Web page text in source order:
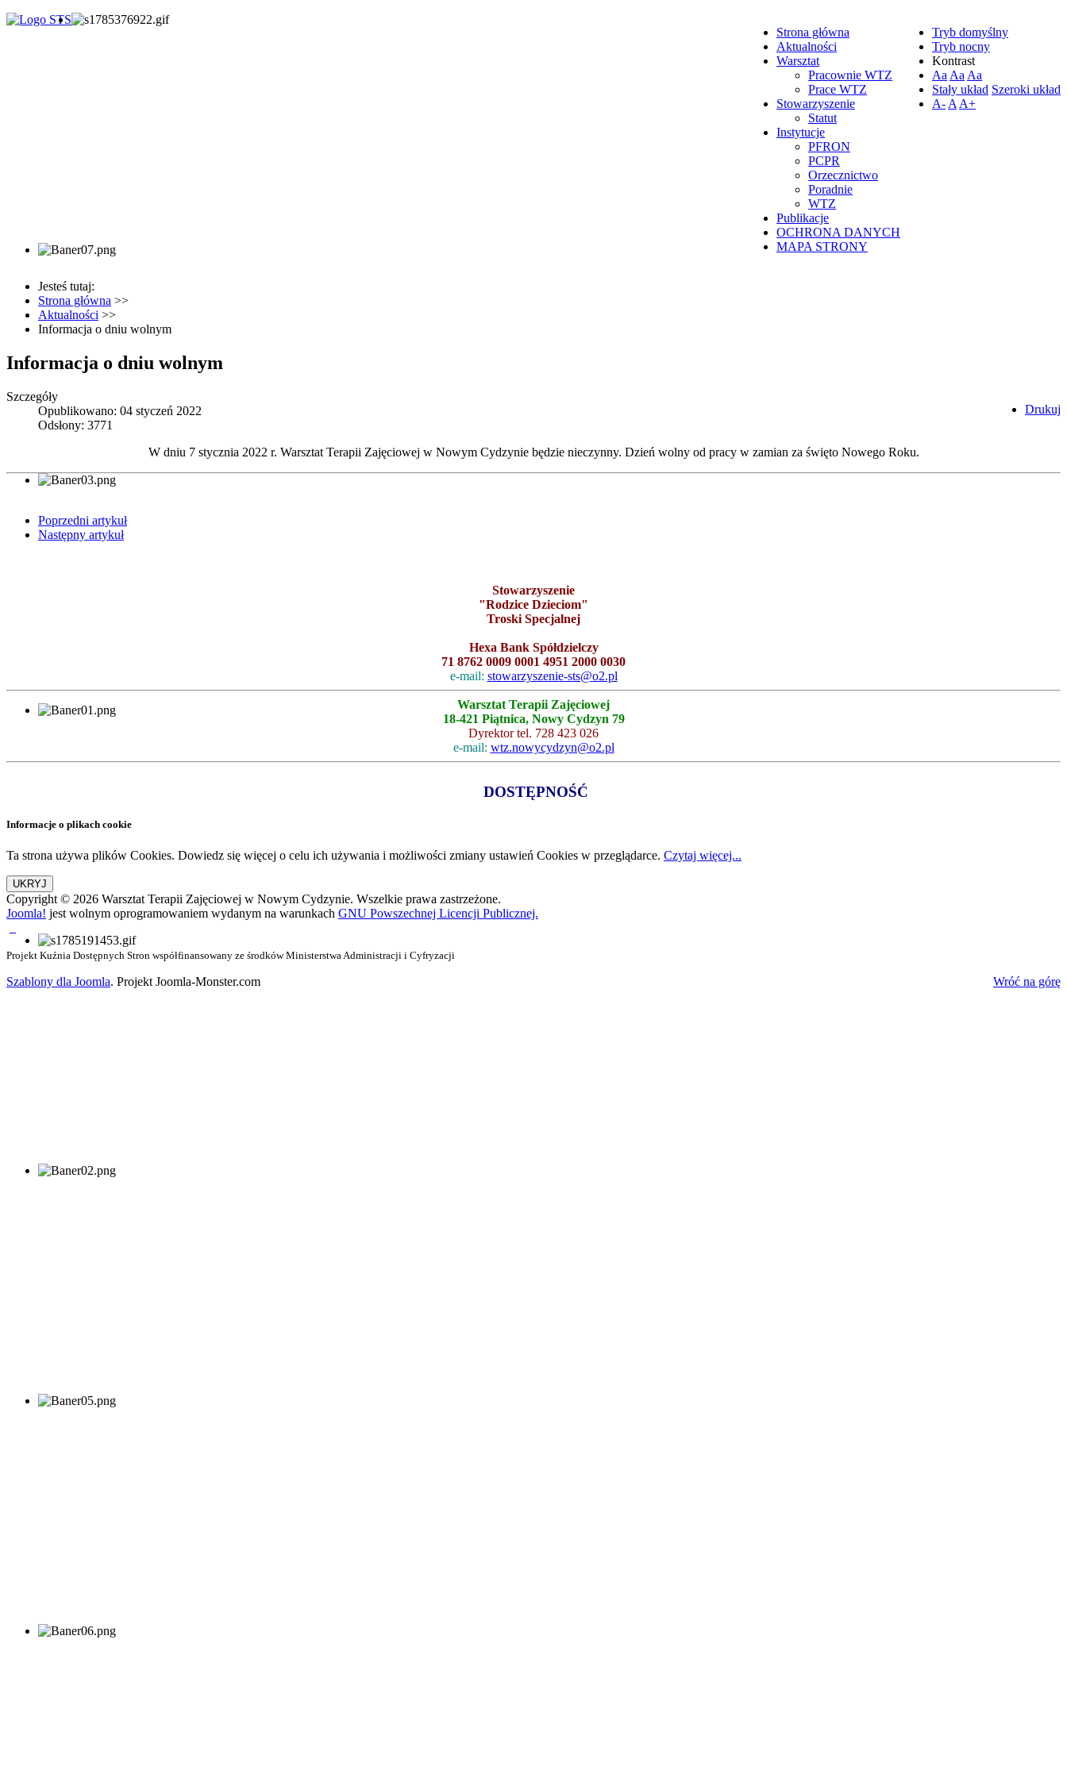
Tryb domyślny
Tryb nocny
Kontrast
Aa Aa Aa
Stały układ Szeroki układ
A- A A+
Strona główna
Aktualności
Warsztat
Pracownie WTZ
Prace WTZ
Stowarzyszenie
Statut
Instytucje
PFRON
PCPR
Orzecznictwo
Poradnie
WTZ
Publikacje
OCHRONA DANYCH
MAPA STRONY
Jesteś tutaj:
Strona główna >>
Aktualności >>
Informacja o dniu wolnym
Informacja o dniu wolnym
Drukuj
Szczegóły
Opublikowano: 04 styczeń 2022
Odsłony: 3771
W dniu 7 stycznia 2022 r. Warsztat Terapii Zajęciowej w Nowym Cydzynie będzie nieczynny. Dzień wolny od pracy w zamian za święto Nowego Roku.
Poprzedni artykuł
Następny artykuł
Stowarzyszenie
"Rodzice Dzieciom"
Troski Specjalnej
Hexa Bank Spółdzielczy
71 8762 0009 0001 4951 2000 0030
e-mail: stowarzyszenie-sts@o2.pl
Warsztat Terapii Zajęciowej
18-421 Piątnica, Nowy Cydzyn 79
Dyrektor tel. 728 423 026
e-mail: wtz.nowycydzyn@o2.pl
DOSTĘPNOŚĆ
Informacje o plikach cookie
Ta strona używa plików Cookies. Dowiedz się więcej o celu ich używania i możliwości zmiany ustawień Cookies w przeglądarce. Czytaj więcej...
Copyright © 2026 Warsztat Terapii Zajęciowej w Nowym Cydzynie. Wszelkie prawa zastrzeżone.
Joomla! jest wolnym oprogramowaniem wydanym na warunkach GNU Powszechnej Licencji Publicznej.
Projekt Kuźnia Dostępnych Stron współfinansowany ze środków Ministerstwa Administracji i Cyfryzacji
Szablony dla Joomla. Projekt Joomla-Monster.com Wróć na górę